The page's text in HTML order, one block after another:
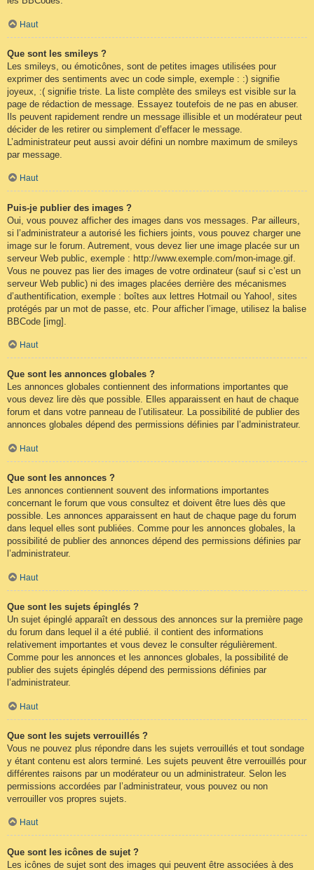
Haut
Que sont les smileys ?
Les smileys, ou émoticônes, sont de petites images utilisées pour
exprimer des sentiments avec un code simple, exemple : :) signifie
joyeux, :( signifie triste. La liste complète des smileys est visible sur la
page de rédaction de message. Essayez toutefois de ne pas en abuser.
Ils peuvent rapidement rendre un message illisible et un modérateur peut
décider de les retirer ou simplement d’effacer le message.
L’administrateur peut aussi avoir défini un nombre maximum de smileys
par message.
Haut
Puis-je publier des images ?
Oui, vous pouvez afficher des images dans vos messages. Par ailleurs,
si l’administrateur a autorisé les fichiers joints, vous pouvez charger une
image sur le forum. Autrement, vous devez lier une image placée sur un
serveur Web public, exemple : http://www.exemple.com/mon-image.gif.
Vous ne pouvez pas lier des images de votre ordinateur (sauf si c’est un
serveur Web public) ni des images placées derrière des mécanismes
d’authentification, exemple : boîtes aux lettres Hotmail ou Yahoo!, sites
protégés par un mot de passe, etc. Pour afficher l’image, utilisez la balise
BBCode [img].
Haut
Que sont les annonces globales ?
Les annonces globales contiennent des informations importantes que
vous devez lire dès que possible. Elles apparaissent en haut de chaque
forum et dans votre panneau de l’utilisateur. La possibilité de publier des
annonces globales dépend des permissions définies par l’administrateur.
Haut
Que sont les annonces ?
Les annonces contiennent souvent des informations importantes
concernant le forum que vous consultez et doivent être lues dès que
possible. Les annonces apparaissent en haut de chaque page du forum
dans lequel elles sont publiées. Comme pour les annonces globales, la
possibilité de publier des annonces dépend des permissions définies par
l’administrateur.
Haut
Que sont les sujets épinglés ?
Un sujet épinglé apparaît en dessous des annonces sur la première page
du forum dans lequel il a été publié. il contient des informations
relativement importantes et vous devez le consulter régulièrement.
Comme pour les annonces et les annonces globales, la possibilité de
publier des sujets épinglés dépend des permissions définies par
l’administrateur.
Haut
Que sont les sujets verrouillés ?
Vous ne pouvez plus répondre dans les sujets verrouillés et tout sondage
y étant contenu est alors terminé. Les sujets peuvent être verrouillés pour
différentes raisons par un modérateur ou un administrateur. Selon les
permissions accordées par l’administrateur, vous pouvez ou non
verrouiller vos propres sujets.
Haut
Que sont les icônes de sujet ?
Les icônes de sujet sont des images qui peuvent être associées à des